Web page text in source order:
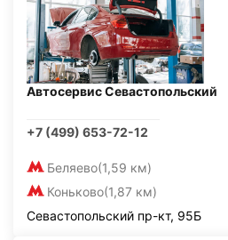
Автосервис Севастопольский
+7 (499) 653-72-12
Беляево(1,59 км)
Коньково(1,87 км)
Севастопольский пр-кт, 95Б